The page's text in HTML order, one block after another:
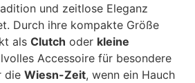
und zeitlose Eleganz
Durch ihre kompakte Größe
als Clutch oder kleine
Accessoire für besondere
die Wiesn-Zeit, wenn ein Hauch